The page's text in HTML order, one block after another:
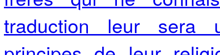
traduction leur sera